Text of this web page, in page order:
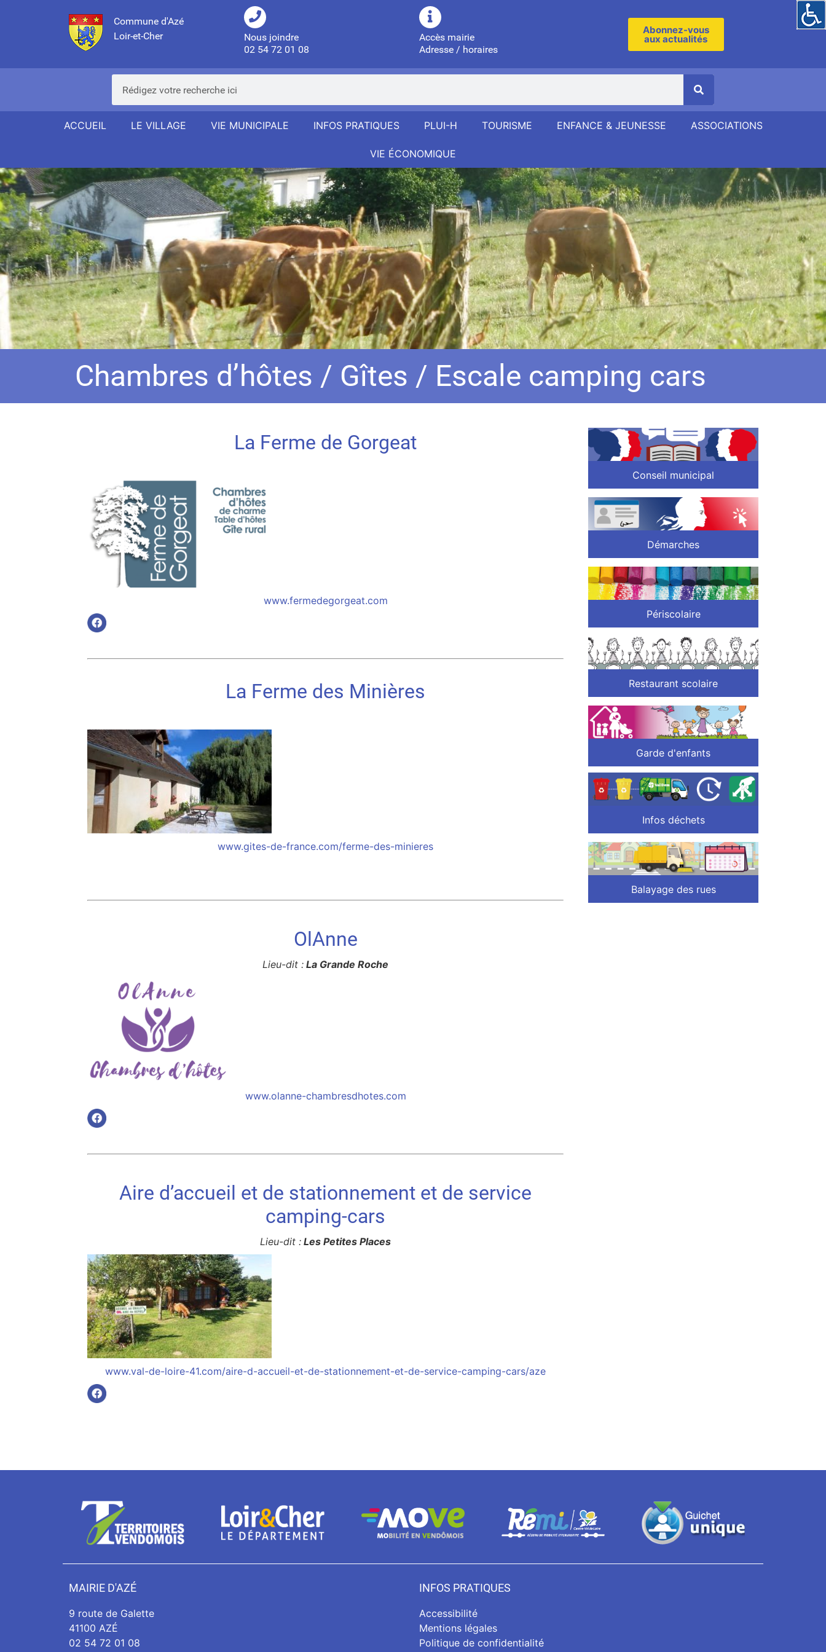
Commune d'Azé
Loir-et-Cher
Nous joindre
02 54 72 01 08
Accès mairie
Adresse / horaires
Abonnez-vous
aux actualités
ACCUEIL LE VILLAGE VIE MUNICIPALE INFOS PRATIQUES PLUI-H TOURISME ENFANCE & JEUNESSE ASSOCIATIONS
VIE ÉCONOMIQUE
Chambres d’hôtes / Gîtes / Escale camping cars
La Ferme de Gorgeat
www.fermedegorgeat.com
La Ferme des Minières
www.gites-de-france.com/ferme-des-minieres
OlAnne
Lieu-dit : La Grande Roche
www.olanne-chambresdhotes.com
Aire d’accueil et de stationnement et de service
camping-cars
Lieu-dit : Les Petites Places
www.val-de-loire-41.com/aire-d-accueil-et-de-stationnement-et-de-service-camping-cars/aze
Conseil municipal
Démarches
Périscolaire
Restaurant scolaire
Garde d'enfants
Infos déchets
Balayage des rues
MAIRIE D'AZÉ
9 route de Galette
41100 AZÉ
02 54 72 01 08
INFOS PRATIQUES
Accessibilité
Mentions légales
Politique de confidentialité